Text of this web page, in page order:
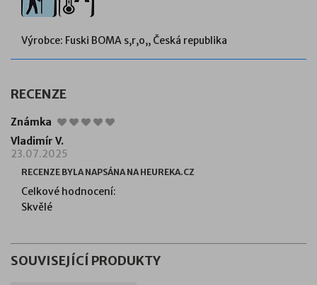
Výrobce: Fuski BOMA s,r,o,, Česká republika
RECENZE
Známka
Vladimír V.
23.07.2025
RECENZE BYLA NAPSÁNA NA HEUREKA.CZ
Celkové hodnocení:
Skvělé
SOUVISEJÍCÍ PRODUKTY